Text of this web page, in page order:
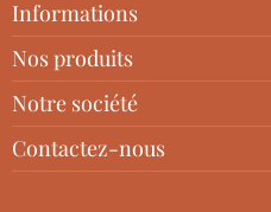
Informations
Nos produits
Notre société
Contactez-nous